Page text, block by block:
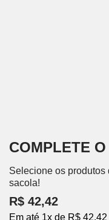
COMPLETE
Selecione os produtos
sacola!
R$ 42,42
Em até 1x de R$ 42,42